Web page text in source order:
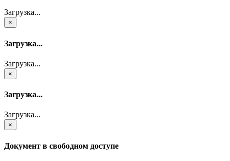
Загрузка...
×
Загрузка...
Загрузка...
×
Загрузка...
Загрузка...
×
Документ в свободном доступе